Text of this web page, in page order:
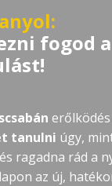
fogod a
tanulni úgy,
ragadna rád a
az új,